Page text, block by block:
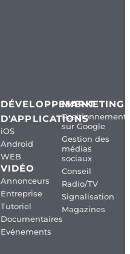
DÉVELOPPEMENT
D'APPLICATIONS
iOS
Android
WEB
VIDÉO
Annonceurs
Entreprise
Tutoriel
Documentaires
Evénements
MARKETING
Positionnement
sur Google
Gestion des
médias
sociaux
Conseil
Radio/TV
Signalisation
Magazines